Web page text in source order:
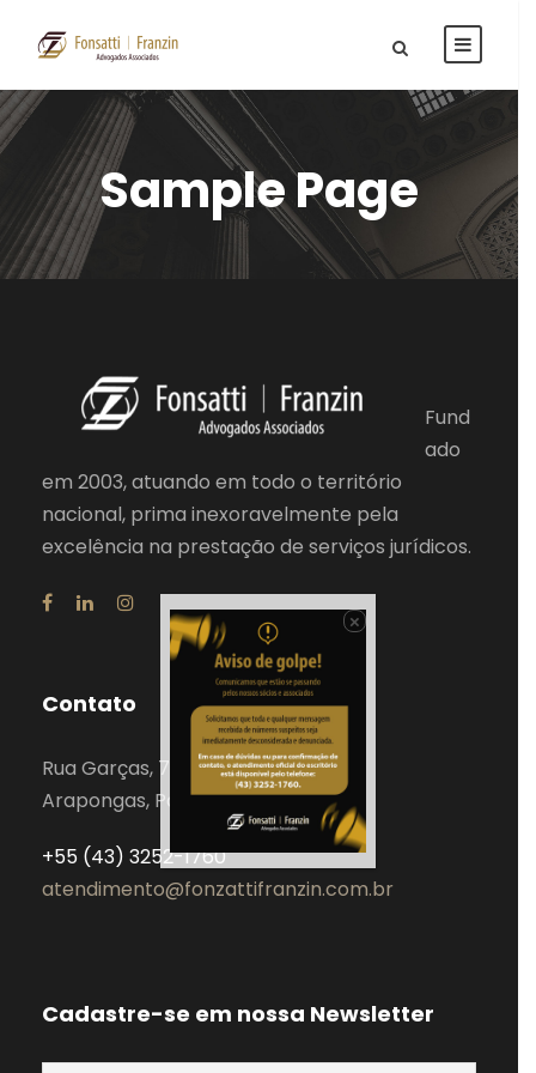
Sample Page
Fund
ado
em 2003, atuando em todo o território
nacional, prima inexoravelmente pela
excelência na prestação de serviços jurídicos.
Contato
Rua Garças, 743
Arapongas, Paraná – Brasil
+55 (43) 3252-1760
atendimento@fonzattifranzin.com.br
Cadastre-se em nossa Newsletter
×